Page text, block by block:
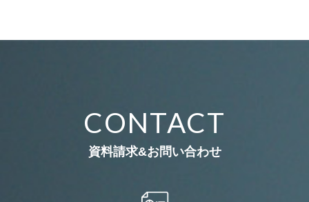
CONTACT
資料請求&お問い合わせ